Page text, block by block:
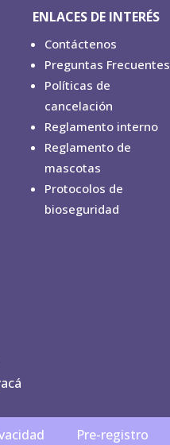
ENLACES DE INTERÉS
Contáctenos
Preguntas Frecuentes
Políticas de
cancelación
Reglamento interno
Reglamento de
mascotas
Protocolos de
bioseguridad
Pre-registro